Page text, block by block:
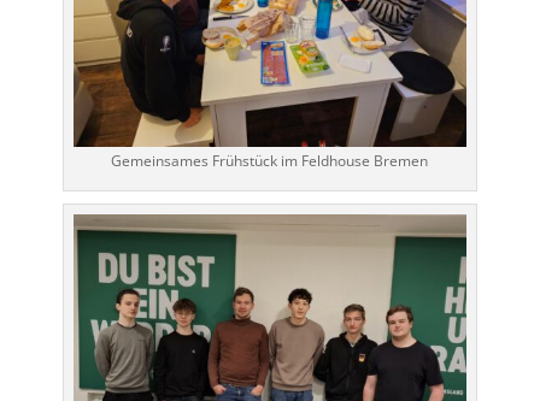
Gemeinsames Frühstück im Feldhouse Bremen